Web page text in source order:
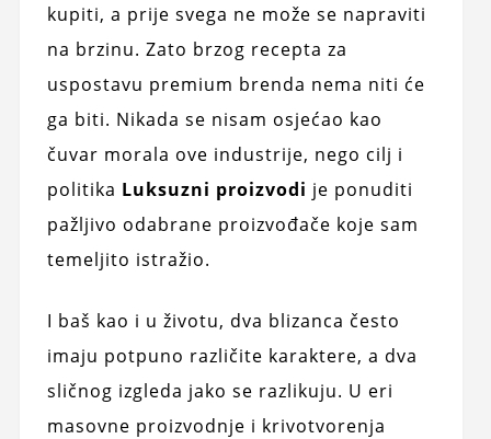
kupiti, a prije svega ne može se napraviti
na brzinu. Zato brzog recepta za
uspostavu premium brenda nema niti će
ga biti. Nikada se nisam osjećao kao
čuvar morala ove industrije, nego cilj i
politika Luksuzni proizvodi je ponuditi
pažljivo odabrane proizvođače koje sam
temeljito istražio.
I baš kao i u životu, dva blizanca često
imaju potpuno različite karaktere, a dva
sličnog izgleda jako se razlikuju. U eri
masovne proizvodnje i krivotvorenja